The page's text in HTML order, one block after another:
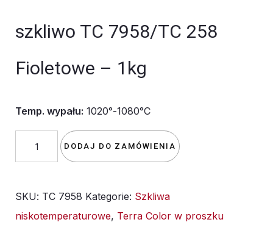
szkliwo TC 7958/TC 258
Fioletowe – 1kg
Temp. wypału: 1020°-1080°C
szkliwo
7958/TC
258
DODAJ DO ZAMÓWIENIA
SKU: TC 7958 Kategorie: Szkliwa
niskotemperaturowe, Terra Color w proszku